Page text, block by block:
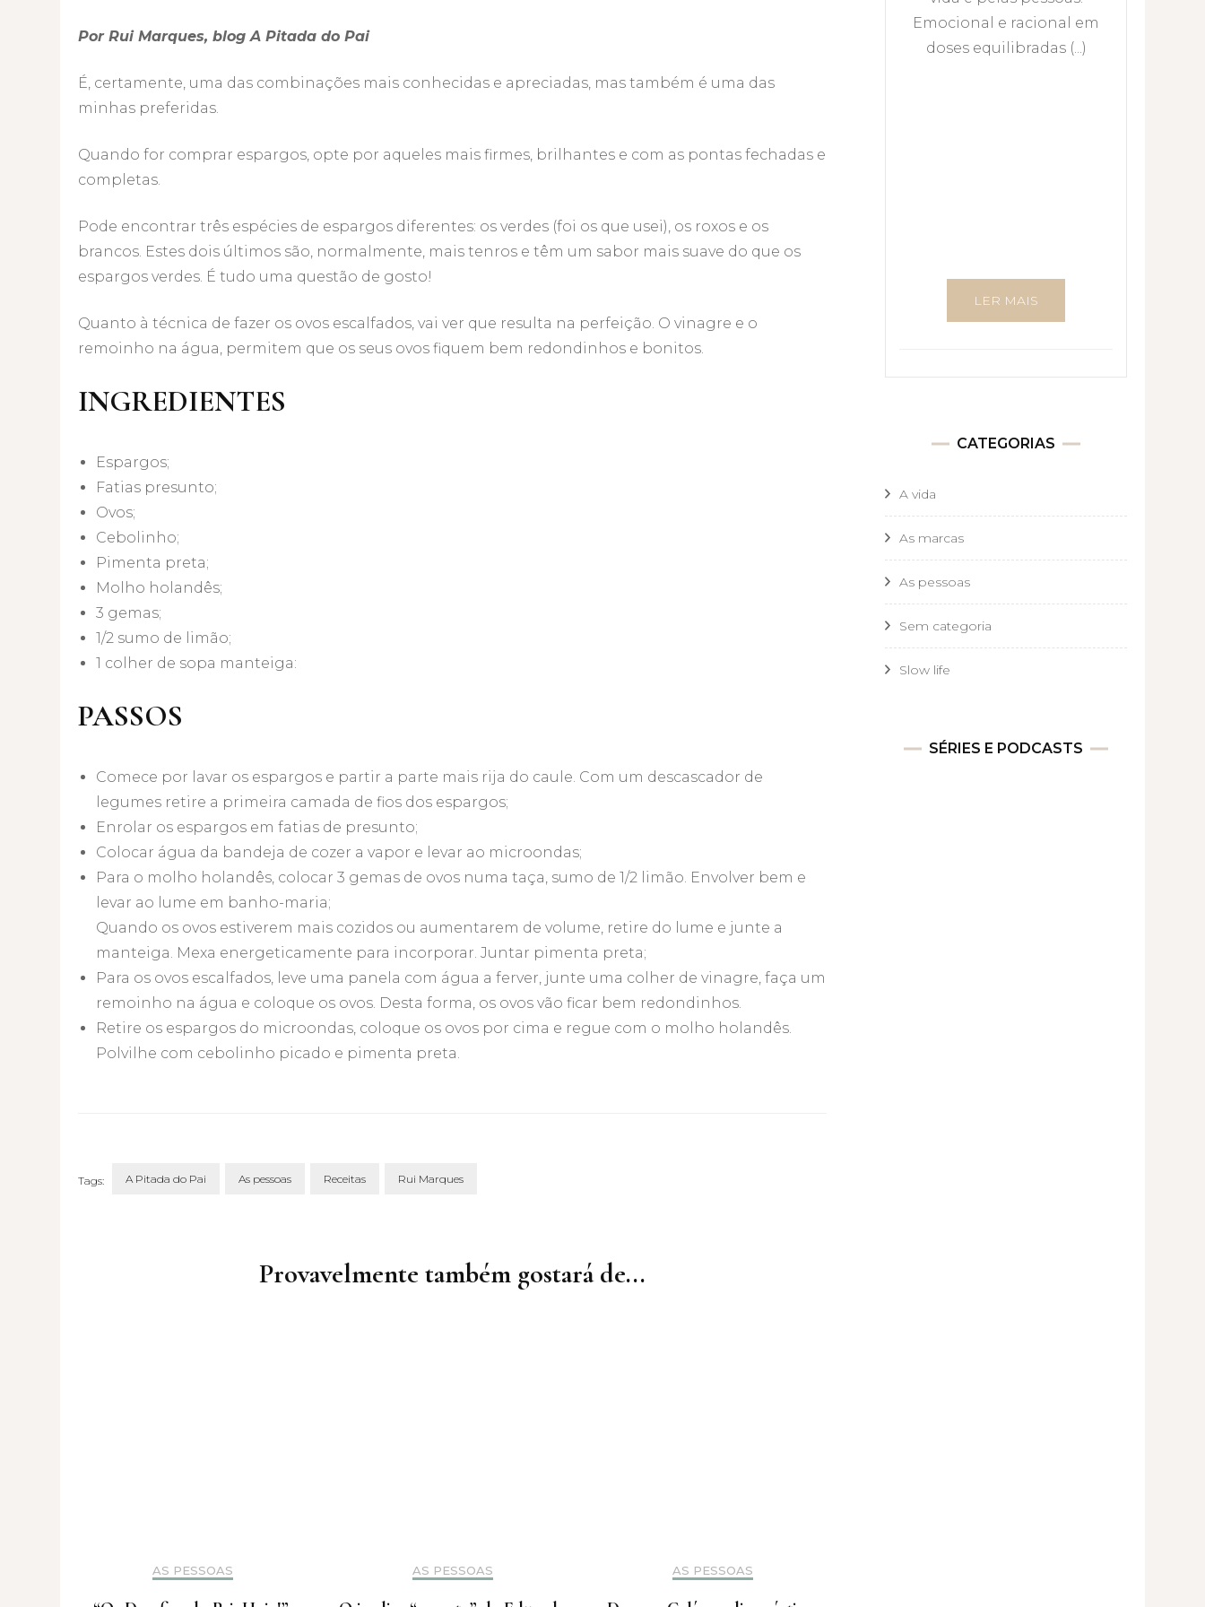
Espargos
enrolados
com
Por Rui Marques, blog A Pitada do Pai
É, certamente, uma das combinações mais conhecidas e apreciadas, mas também é uma das
minhas preferidas.
Quando for comprar espargos, opte por aqueles mais firmes, brilhantes e com as pontas fechadas e
completas.
Pode encontrar três espécies de espargos diferentes: os verdes (foi os que usei), os roxos e os
brancos. Estes dois últimos são, normalmente, mais tenros e têm um sabor mais suave do que os
espargos verdes. É tudo uma questão de gosto!
Quanto à técnica de fazer os ovos escalfados, vai ver que resulta na perfeição. O vinagre e o
remoinho na água, permitem que os seus ovos fiquem bem redondinhos e bonitos.
INGREDIENTES
Espargos;
Fatias presunto;
Ovos;
Cebolinho;
Pimenta preta;
Molho holandês;
3 gemas;
1/2 sumo de limão;
1 colher de sopa manteiga:
PASSOS
Comece por lavar os espargos e partir a parte mais rija do caule. Com um descascador de
legumes retire a primeira camada de fios dos espargos;
Enrolar os espargos em fatias de presunto;
Colocar água da bandeja de cozer a vapor e levar ao microondas;
Para o molho holandês, colocar 3 gemas de ovos numa taça, sumo de 1/2 limão. Envolver bem e
levar ao lume em banho-maria;
Quando os ovos estiverem mais cozidos ou aumentarem de volume, retire do lume e junte a
manteiga. Mexa energeticamente para incorporar. Juntar pimenta preta;
Para os ovos escalfados, leve uma panela com água a ferver, junte uma colher de vinagre, faça um
remoinho na água e coloque os ovos. Desta forma, os ovos vão ficar bem redondinhos.
Retire os espargos do microondas, coloque os ovos por cima e regue com o molho holandês.
Polvilhe com cebolinho picado e pimenta preta.
Tags: A Pitada do Pai As pessoas Receitas Rui Marques
Provavelmente também gostará de...
AS PESSOAS AS PESSOAS AS PESSOAS
Emocional e racional em
doses equilibradas (...)
LER MAIS
CATEGORIAS
A vida
As marcas
As pessoas
Sem categoria
Slow life
SÉRIES E PODCASTS